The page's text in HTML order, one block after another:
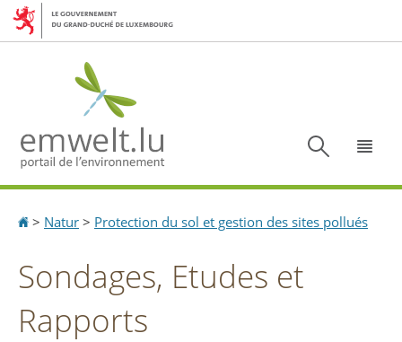
Aller
Aller
Accueil
> Natur > Protection du sol et gestion des sites pollués
Sondages, Etudes et
Rapports